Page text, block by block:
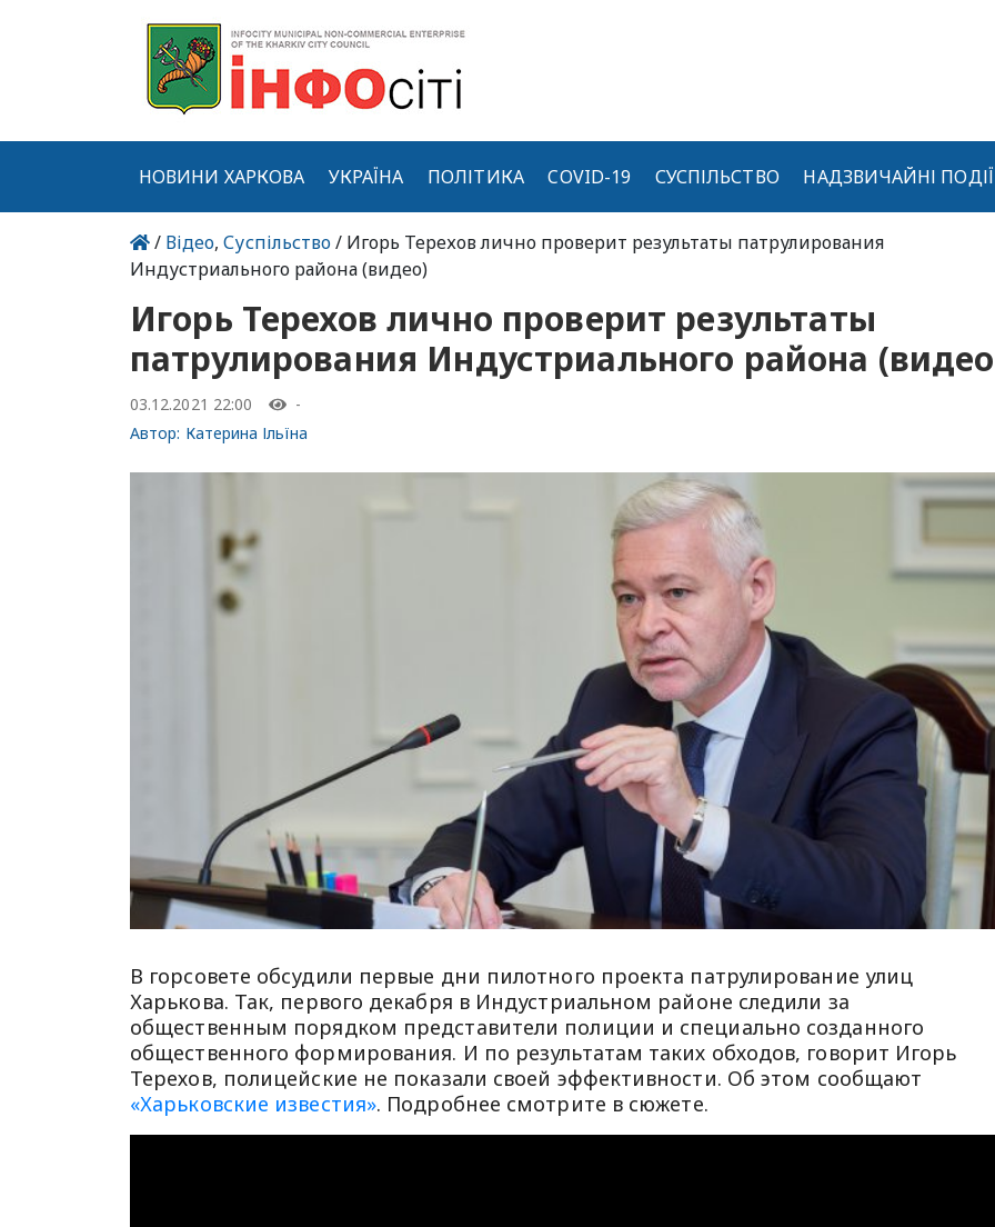
НОВИНИ ХАРКОВА УКРАЇНА ПОЛІТИКА COVID-19 СУСПІЛЬСТВО НАДЗВИЧАЙНІ ПОДІЇ
/ Відео,Суспільство/ Игорь Терехов лично проверит результаты патрулирования
Индустриального района (видео)
Игорь Терехов лично проверит результаты
патрулирования Индустриального района
03.12.2021 22:00
-
Автор: Катерина Ільїна
В горсовете обсудили первые дни пилотного проекта патрулирование улиц
Харькова. Так, первого декабря в Индустриальном районе следили за
общественным порядком представители полиции и специально созданного
общественного формирования. И по результатам таких обходов, говорит Игорь
Терехов, полицейские не показали своей эффективности. Об этом сообщают
«Харьковские известия». Подробнее смотрите в сюжете.